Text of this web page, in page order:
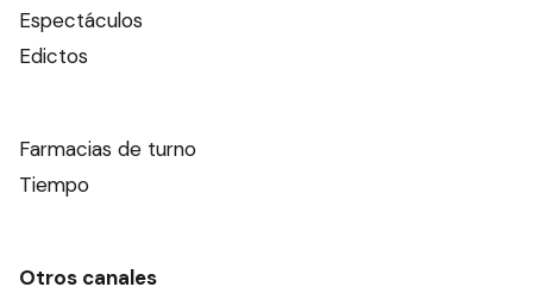
Espectáculos
Edictos
Farmacias de turno
Tiempo
Otros canales